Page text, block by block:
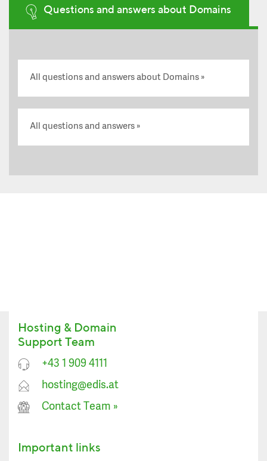
Questions and answers about Domains
All questions and answers about Domains
All questions and answers
Hosting & Domain
Support Team
+43 1 909 4111
hosting@edis.at
Contact Team »
Important links